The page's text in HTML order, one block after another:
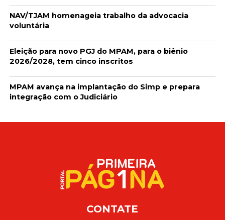
NAV/TJAM homenageia trabalho da advocacia
voluntária
Eleição para novo PGJ do MPAM, para o biênio
2026/2028, tem cinco inscritos
MPAM avança na implantação do Simp e prepara
integração com o Judiciário
CONTATE